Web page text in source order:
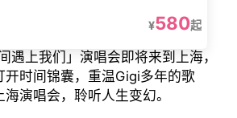
¥580起
遇上我们」演唱会即将来到上海，
开时间锦囊，重温Gigi多年的歌
演唱会，聆听人生变幻。